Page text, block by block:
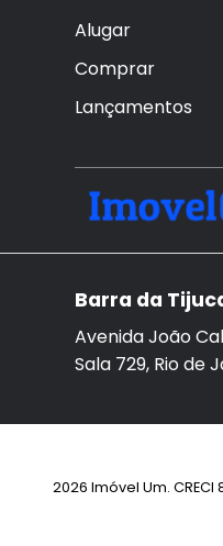
Alugar
Comprar
Lançamentos
Barra da
Avenida João
Sala 729, Rio de
2026 Imóvel Um.